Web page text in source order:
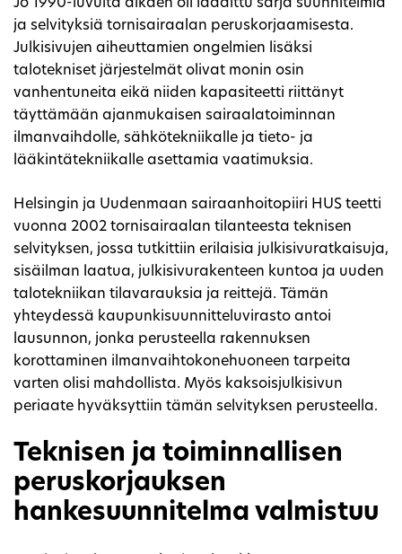
Jo 1990-luvulta alkaen oli laadittu sarja suunnitelmia
ja selvityksiä tornisairaalan peruskorjaamisesta.
Julkisivujen aiheuttamien ongelmien lisäksi
talotekniset järjestelmät olivat monin osin
vanhentuneita eikä niiden kapasiteetti riittänyt
täyttämään ajanmukaisen sairaalatoiminnan
ilmanvaihdolle, sähkötekniikalle ja tieto- ja
lääkintätekniikalle asettamia vaatimuksia.
Helsingin ja Uudenmaan sairaanhoitopiiri HUS teetti
vuonna 2002 tornisairaalan tilanteesta teknisen
selvityksen, jossa tutkittiin erilaisia julkisivuratkaisuja,
sisäilman laatua, julkisivurakenteen kuntoa ja uuden
talotekniikan tilavarauksia ja reittejä. Tämän
yhteydessä kaupunkisuunnitteluvirasto antoi
lausunnon, jonka perusteella rakennuksen
korottaminen ilmanvaihtokonehuoneen tarpeita
varten olisi mahdollista. Myös kaksoisjulkisivun
periaate hyväksyttiin tämän selvityksen perusteella.
Teknisen ja toiminnallisen
peruskorjauksen
hankesuunnitelma valmistuu